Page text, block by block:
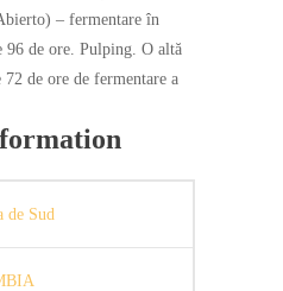
– fermentare în
96 de ore. Pulping. O altă
de ore de fermentare a
de Sud